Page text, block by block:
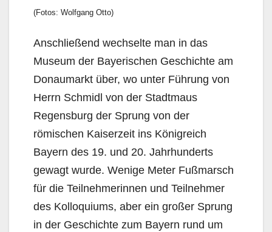
(Fotos: Wolfgang Otto)
Anschließend wechselte man in das
Museum der Bayerischen Geschichte am
Donaumarkt über, wo unter Führung von
Herrn Schmidl von der Stadtmaus
Regensburg der Sprung von der
römischen Kaiserzeit ins Königreich
Bayern des 19. und 20. Jahrhunderts
gewagt wurde. Wenige Meter Fußmarsch
für die Teilnehmerinnen und Teilnehmer
des Kolloquiums, aber ein großer Sprung
in der Geschichte zum Bayern rund um